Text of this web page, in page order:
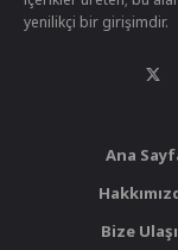
yenilikçi bir girişimdir.
Ana
Bize